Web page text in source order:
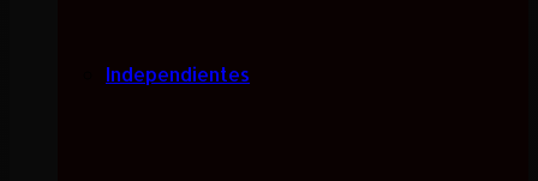
Independientes